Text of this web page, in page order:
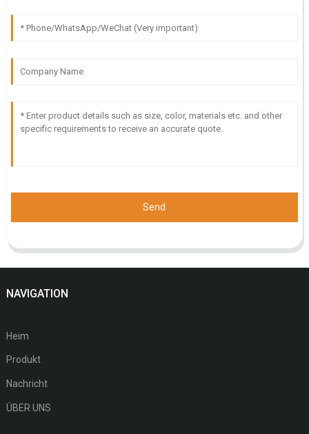
Send
NAVIGATION
Heim
Produkt
Nachricht
ÜBER UNS